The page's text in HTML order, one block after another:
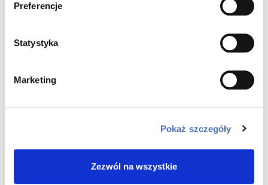
Preferencje
Statystyka
Marketing
Pokaż szczegóły
Zezwól na wszystkie
Wynajem nieruchomości
Podstawową działalnością dewelopera jest